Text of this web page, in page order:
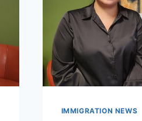
IMMIGRATION NEWS